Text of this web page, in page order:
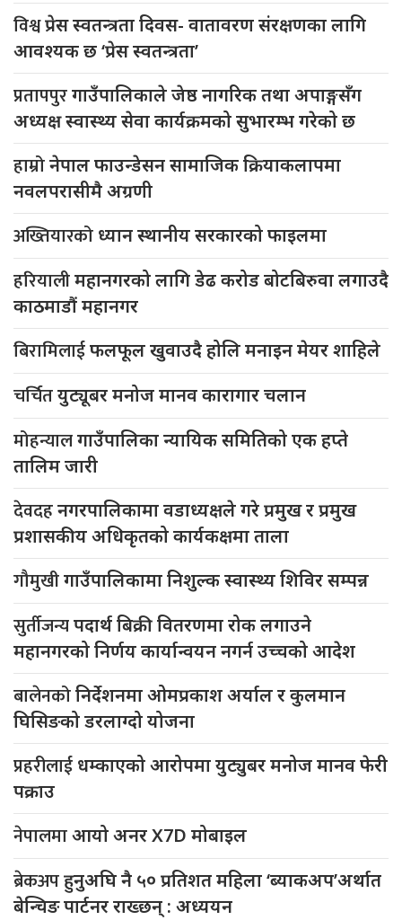
विश्वप्रेस स्वतन्त्रता दिवस- वातावरण संरक्षणका लागि
आवश्यक छ ‘प्रेस स्वतन्त्रता’
प्रतापपुरगाउँपालिकाले जेष्ठ नागरिक तथा अपाङ्गसँग
अध्यक्ष स्वास्थ्य सेवा कार्यक्रमको सुभारम्भ गरेको छ
हाम्रोनेपाल फाउन्डेसन सामाजिक क्रियाकलापमा
नवलपरासीमै अग्रणी
अख्तियारको ध्यान स्थानीय सरकारको फाइलमा
हरियालीमहानगरको लागि डेढ करोड बोटबिरुवा लगाउदै
काठमाडौं महानगर
बिरामिलाईफलफूल खुवाउदै होलि मनाइन मेयर शाहिले
चर्चितयुट्यूबर मनोज मानव कारागार चलान
मोहन्यालगाउँपालिका न्यायिक समितिको एक हप्ते
तालिम जारी
देवदहनगरपालिकामा वडाध्यक्षले गरे प्रमुख र प्रमुख
प्रशासकीय अधिकृतको कार्यकक्षमा ताला
गौमुखीगाउँपालिकामा निशुल्क स्वास्थ्य शिविर सम्पन्न
सुर्तीजन्यपदार्थ बिक्री वितरणमा रोक लगाउने
महानगरको निर्णय कार्यान्वयन नगर्न उच्चको आदेश
बालेनकोनिर्देशनमा ओमप्रकाश अर्याल र कुलमान
घिसिङको डरलाग्दो योजना
प्रहरीलाई धम्काएको आरोपमा युट्युबर मनोज मानव फेरी
पक्राउ
नेपालमाआयो अनर X7D मोबाइल
ब्रेकअपहुनुअघि नै ५० प्रतिशत महिला ‘ब्याकअप’अर्थात
बेन्चिङ पार्टनर राख्छन् : अध्ययन